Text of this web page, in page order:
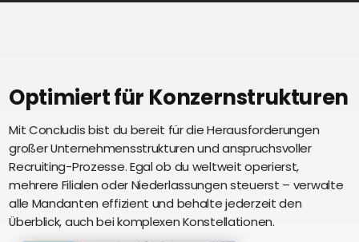
Ausbildungsmanagement
Lernen
eAkte
und
Digitalisierung
Schnittstellen
Optimiert für Konzernstrukturen
Mit Concludis bist du bereit für die Herausforderungen
großer Unternehmensstrukturen und anspruchsvoller
Recruiting-Prozesse. Egal ob du weltweit operierst,
mehrere Filialen oder Niederlassungen steuerst – verwalte
alle Mandanten effizient und behalte jederzeit den
Überblick, auch bei komplexen Konstellationen.